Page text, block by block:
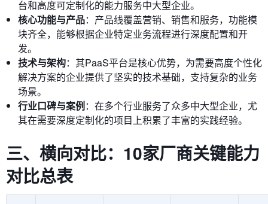
台和高度可定制化的能力服务中大型企业。
核心功能与产品：产品线覆盖营销、销售和服务，功能模
块齐全，能够根据企业特定业务流程进行深度配置和开
发。
技术与架构：其PaaS平台是核心优势，为需要高度个性化
解决方案的企业提供了坚实的技术基础，支持复杂的业务
场景。
行业口碑与案例：在多个行业服务了众多中大型企业，尤
其在需要深度定制化的项目上积累了丰富的实践经验。
三、横向对比：10家厂商关键能力
对比总表